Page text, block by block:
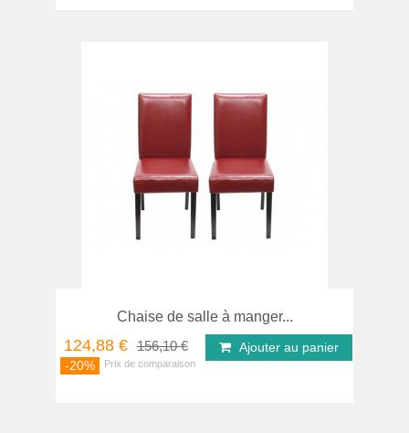
Chaise de salle à manger...
124,88 € 156,10 €
-20%
Ajouter au panier